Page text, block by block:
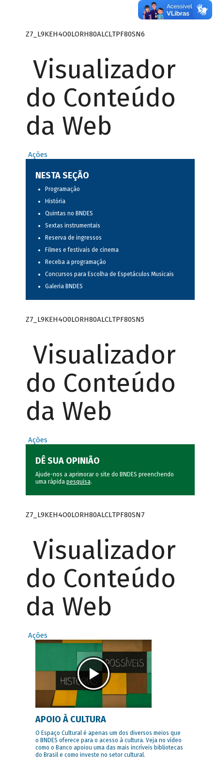
Z7_L9KEH4O0LORH80ALCLTPF80SN6
Visualizador
do Conteúdo
da Web
Ações
NESTA SEÇÃO
Programação
História
Quintas no BNDES
Sextas instrumentais
Reserva de ingressos
Filmes e festivais de cinema
Receba a programação
Concursos para Escolha de Espetáculos Musicais
Galeria BNDES
Z7_L9KEH4O0LORH80ALCLTPF80SN5
Visualizador
do Conteúdo
da Web
Ações
DÊ SUA OPINIÃO
Ajude-nos a aprimorar o site do BNDES preenchendo
uma rápida pesquisa.
Z7_L9KEH4O0LORH80ALCLTPF80SN7
Visualizador
do Conteúdo
da Web
Ações
APOIO À CULTURA
O Espaço Cultural é apenas um dos diversos meios que
o BNDES oferece para o acesso à cultura. Veja no vídeo
como o Banco apoiou uma das mais incríveis bibliotecas
do Brasil e como investe no setor cultural.